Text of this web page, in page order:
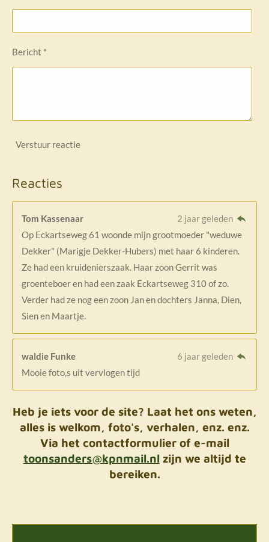
Bericht *
Verstuur reactie
Reacties
Tom Kassenaar
2 jaar geleden
Op Eckartseweg 61 woonde mijn grootmoeder "weduwe
Dekker" (Marigje Dekker-Hubers) met haar 6 kinderen.
Ze had een kruidenierszaak. Haar zoon Gerrit was
groenteboer en had een zaak Eckartseweg 310 of zo.
Verder had ze nog een zoon Jan en dochters Janna, Dien,
Sien en Maartje.
waldie Funke
6 jaar geleden
Mooie foto,s uit vervlogen tijd
Heb je iets voor de site? Laat het ons weten,
alles is welkom, foto's, verhalen, enz. enz.
Via het contactformulier of e-mail
toonsanders@kpnmail.nl zijn we altijd te
bereiken.